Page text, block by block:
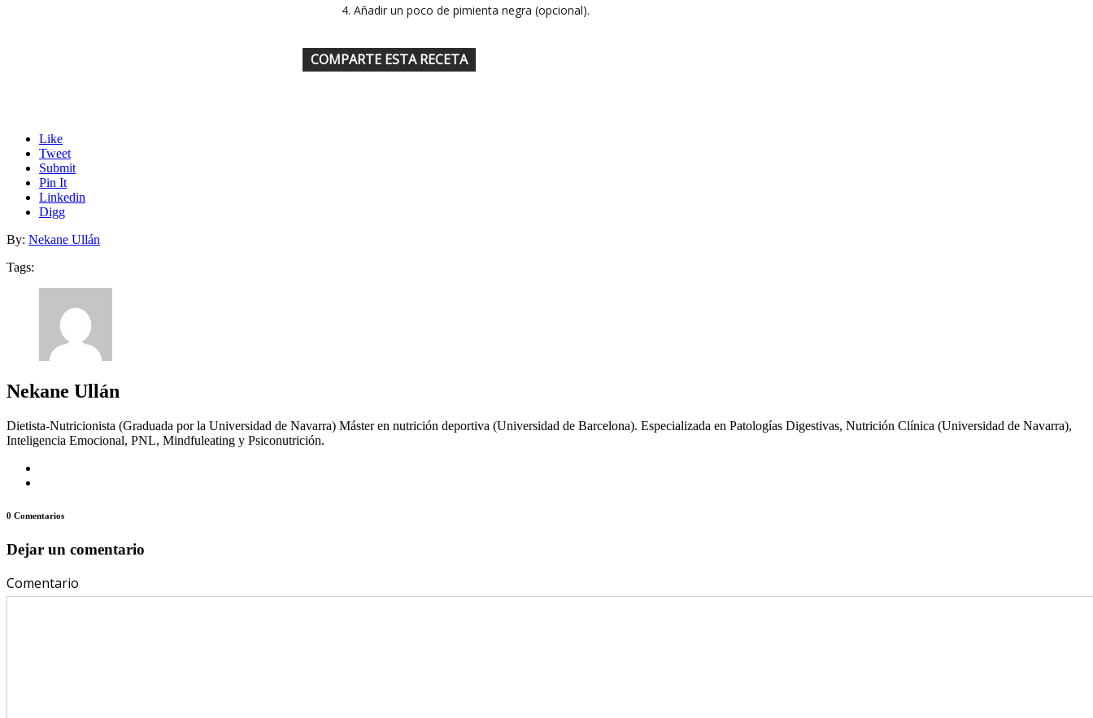
Añadir un poco de pimienta negra (opcional).
COMPARTE ESTA RECETA
Like
Tweet
Submit
Pin It
Linkedin
Digg
By: Nekane Ullán
Tags:
Nekane Ullán
Dietista-Nutricionista (Graduada por la Universidad de Navarra) Máster en nutrición deportiva (Universidad de Barcelona). Especializada en Patologías Digestivas, Nutrición Clínica (Universidad de Navarra),
Inteligencia Emocional, PNL, Mindfuleating y Psiconutrición.
0 Comentarios
Dejar un comentario
Comentario